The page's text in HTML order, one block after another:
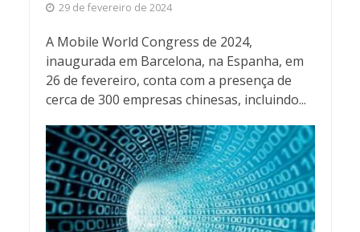
29 de fevereiro de 2024
A Mobile World Congress de 2024,
inaugurada em Barcelona, na Espanha, em
26 de fevereiro, conta com a presença de
cerca de 300 empresas chinesas, incluindo...